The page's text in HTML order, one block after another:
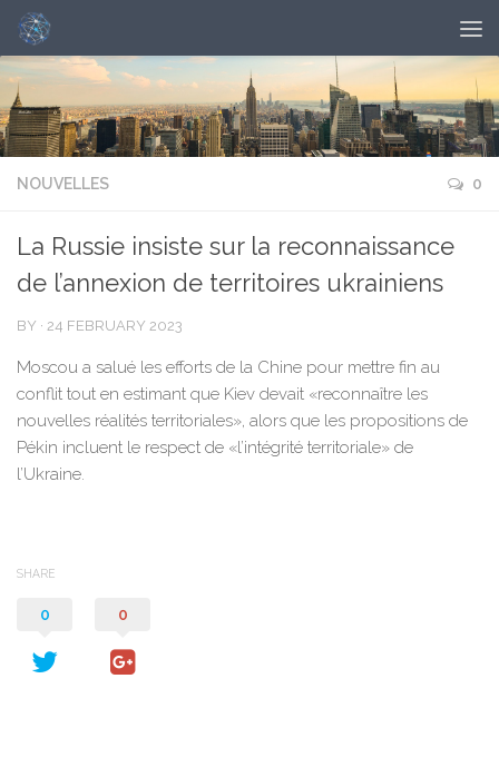
NOUVELLES 0
La Russie insiste sur la reconnaissance
de l’annexion de territoires ukrainiens
BY · 24 FEBRUARY 2023
Moscou a salué les efforts de la Chine pour mettre fin au
conflit tout en estimant que Kiev devait «reconnaître les
nouvelles réalités territoriales», alors que les propositions de
Pékin incluent le respect de «l’intégrité territoriale» de
l’Ukraine.
SHARE
0 0